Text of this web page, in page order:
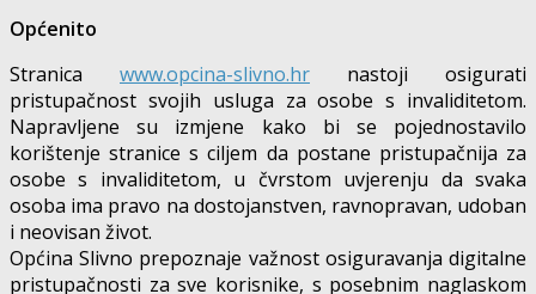
Općenito
Stranica www.opcina-slivno.hr nastoji osigurati
pristupačnost svojih usluga za osobe s invaliditetom.
Napravljene su izmjene kako bi se pojednostavilo
korištenje stranice s ciljem da postane pristupačnija za
osobe s invaliditetom, u čvrstom uvjerenju da svaka
osoba ima pravo na dostojanstven, ravnopravan, udoban
i neovisan život.
Općina Slivno prepoznaje važnost osiguravanja digitalne
pristupačnosti za sve korisnike, s posebnim naglaskom